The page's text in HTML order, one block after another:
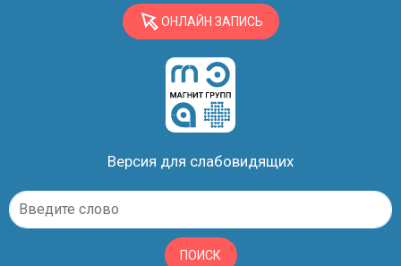
ОНЛАЙН ЗАПИСЬ
Версия для слабовидящих
ПОИСК